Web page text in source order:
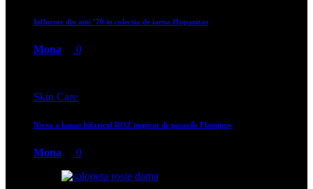
Influente din anii ’70 in colectia de iarna Hispanitas
Mona 0
Skin Care
Nivea a lansat bifazicul ROZ inspirat de pasarile Flamingo
Mona 0